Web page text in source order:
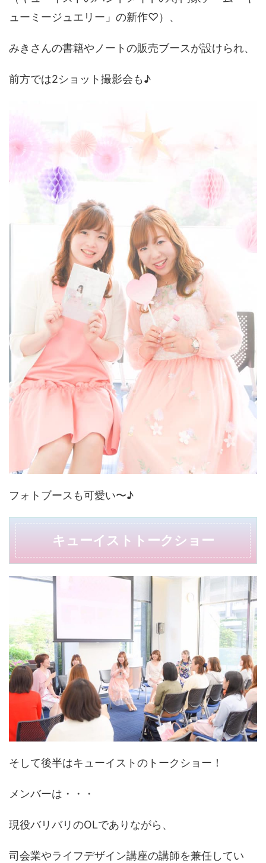
ューミージュエリー」の新作♡）、
みきさんの書籍やノートの販売ブースが設けられ、
前方では2ショット撮影会も♪
フォトブースも可愛い〜♪
キューイストトークショー
そして後半はキューイストのトークショー！
メンバーは・・・
現役バリバリのOLでありながら、
司会業やライフデザイン講座の講師を兼任してい